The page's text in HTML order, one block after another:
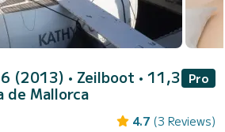
(2013) • Zeilboot • 11,3
de Mallorca
Pro
4.7 (3 Reviews)